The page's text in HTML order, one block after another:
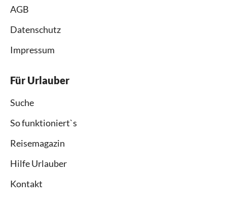
AGB
Datenschutz
Impressum
Für Urlauber
Suche
So funktioniert`s
Reisemagazin
Hilfe Urlauber
Kontakt